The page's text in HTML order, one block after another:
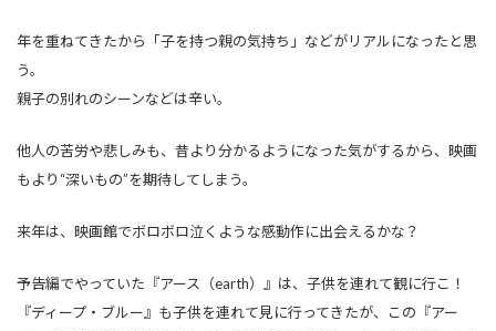
年を重ねてきたから「子を持つ親の気持ち」などがリアルになったと思
う。
親子の別れのシーンなどは辛い。
他人の苦労や悲しみも、昔より分かるようになった気がするから、映画
もより“深いもの”を期待してしまう。
来年は、映画館でボロボロ泣くような感動作に出会えるかな？
予告編でやっていた『アース（earth）』は、子供を連れて観に行こ！
『ディープ・ブルー』も子供を連れて見に行ってきたが、この『アー